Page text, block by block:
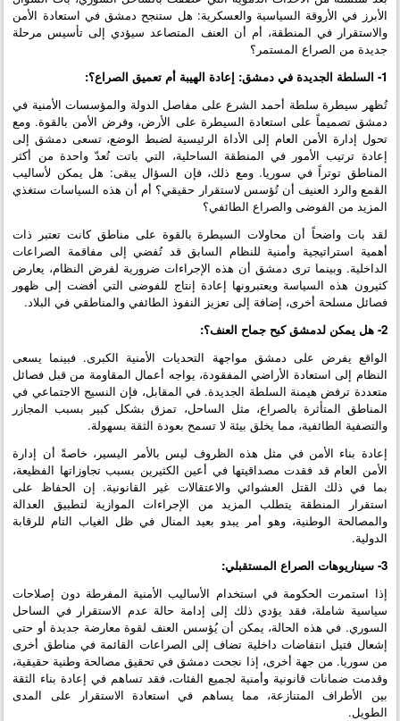
الأبرز في الأروقة السياسية والعسكرية: هل ستنجح دمشق في استعادة الأمن
والاستقرار في المنطقة، أم أن العنف المتصاعد سيؤدي إلى تأسيس مرحلة
جديدة من الصراع المستمر؟
1- السلطة الجديدة في دمشق: إعادة الهيبة أم تعميق الصراع؟:
تُظهر سيطرة سلطة أحمد الشرع على مفاصل الدولة والمؤسسات الأمنية في
دمشق تصميماً على استعادة السيطرة على الأرض، وفرض الأمن بالقوة. ومع
تحول إدارة الأمن العام إلى الأداة الرئيسية لضبط الوضع، تسعى دمشق إلى
إعادة ترتيب الأمور في المنطقة الساحلية، التي باتت تُعدّ واحدة من أكثر
المناطق توتراً في سوريا. ومع ذلك، فإن السؤال يبقى: هل يمكن لأساليب
القمع والرد العنيف أن تُؤسس لاستقرار حقيقي؟ أم أن هذه السياسات ستغذي
المزيد من الفوضى والصراع الطائفي؟
لقد بات واضحاً أن محاولات السيطرة بالقوة على مناطق كانت تعتبر ذات
أهمية استراتيجية وأمنية للنظام السابق قد تُفضي إلى مفاقمة الصراعات
الداخلية. وبينما ترى دمشق أن هذه الإجراءات ضرورية لفرض النظام، يعارض
كثيرون هذه السياسة ويعتبرونها إعادة إنتاج للفوضى التي أفضت إلى ظهور
فصائل مسلحة أخرى، إضافة إلى تعزيز النفوذ الطائفي والمناطقي في البلاد.
2- هل يمكن لدمشق كبح جماح العنف؟:
الواقع يفرض على دمشق مواجهة التحديات الأمنية الكبرى. فبينما يسعى
النظام إلى استعادة الأراضي المفقودة، يواجه أعمال المقاومة من قبل فصائل
متعددة ترفض هيمنة السلطة الجديدة. في المقابل، فإن النسيج الاجتماعي في
المناطق المتأثرة بالصراع، مثل الساحل، تمزق بشكل كبير بسبب المجازر
والتصفية الطائفية، مما يخلق بيئة لا تسمح بعودة الثقة بسهولة.
إعادة بناء الأمن في مثل هذه الظروف ليس بالأمر اليسير، خاصةً أن إدارة
الأمن العام قد فقدت مصداقيتها في أعين الكثيرين بسبب تجاوزاتها الفظيعة،
بما في ذلك القتل العشوائي والاعتقالات غير القانونية. إن الحفاظ على
استقرار المنطقة يتطلب المزيد من الإجراءات الموازية لتطبيق العدالة
والمصالحة الوطنية، وهو أمر يبدو بعيد المنال في ظل الغياب التام للرقابة
الدولية.
3- سيناريوهات الصراع المستقبلي:
إذا استمرت الحكومة في استخدام الأساليب الأمنية المفرطة دون إصلاحات
سياسية شاملة، فقد يؤدي ذلك إلى إدامة حالة عدم الاستقرار في الساحل
السوري. في هذه الحالة، يمكن أن يُؤسس العنف لقوة معارضة جديدة أو حتى
إشعال فتيل انتفاضات داخلية تضاف إلى الصراعات القائمة في مناطق أخرى
من سوريا. من جهة أخرى، إذا نجحت دمشق في تحقيق مصالحة وطنية حقيقية،
وقدمت ضمانات قانونية وأمنية لجميع الفئات، فقد تساهم في إعادة بناء الثقة
بين الأطراف المتنازعة، مما يساهم في استعادة الاستقرار على المدى
الطويل.